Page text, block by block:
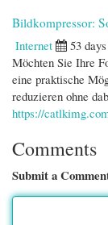
Bildkompressor:
Internet
53
Möchten Sie Ihre
eine praktische
reduzieren ohne
https://
Comments
Submit a